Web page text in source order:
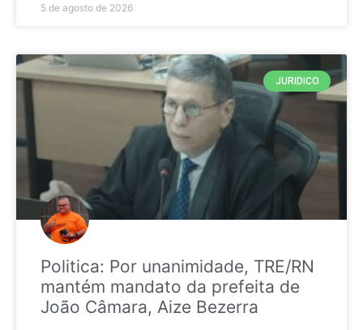
5 de agosto de 2026
JURIDICO
Politica: Por unanimidade, TRE/RN
mantém mandato da prefeita de
João Câmara, Aize Bezerra